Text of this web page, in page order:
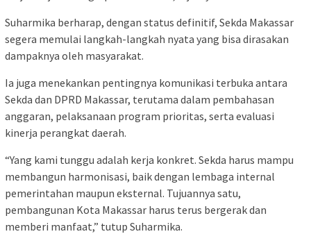
Suharmika berharap, dengan status definitif, Sekda Makassar
segera memulai langkah-langkah nyata yang bisa dirasakan
dampaknya oleh masyarakat.
Ia juga menekankan pentingnya komunikasi terbuka antara
Sekda dan DPRD Makassar, terutama dalam pembahasan
anggaran, pelaksanaan program prioritas, serta evaluasi
kinerja perangkat daerah.
“Yang kami tunggu adalah kerja konkret. Sekda harus mampu
membangun harmonisasi, baik dengan lembaga internal
pemerintahan maupun eksternal. Tujuannya satu,
pembangunan Kota Makassar harus terus bergerak dan
memberi manfaat,” tutup Suharmika.